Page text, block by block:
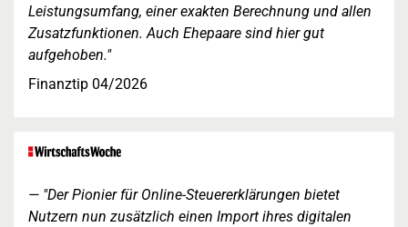
Leistungsumfang, einer exakten Berechnung und allen
Zusatzfunktionen. Auch Ehepaare sind hier gut
aufgehoben."
Finanztip 04/2026
"Der Pionier für Online-Steuererklärungen bietet
Nutzern nun zusätzlich einen Import ihres digitalen